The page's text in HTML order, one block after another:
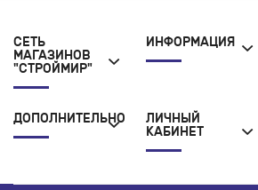
СЕТЬ
МАГАЗИНОВ
"СТРОЙМИР"
ИНФОРМАЦИЯ
ДОПОЛНИТЕЛЬНО
ЛИЧНЫЙ
КАБИНЕТ